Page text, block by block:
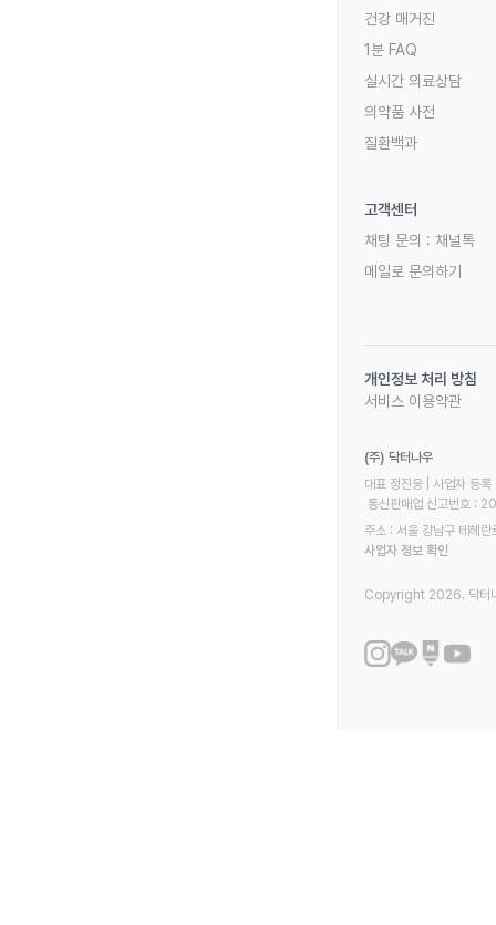
건강 매거진
1분 FAQ
실시간 의료상담
의약품 사전
질환백과
고객센터
채팅 문의 : 채널톡
메일로 문의하기
개인정보 처리 방침
서비스 이용약관
(주) 닥터나우
대표 정진웅 | 사업자
통신판매업 신고번호
주소 : 서울 강남구 테헤
사업자 정보 확인
Copyright 2026. 닥터